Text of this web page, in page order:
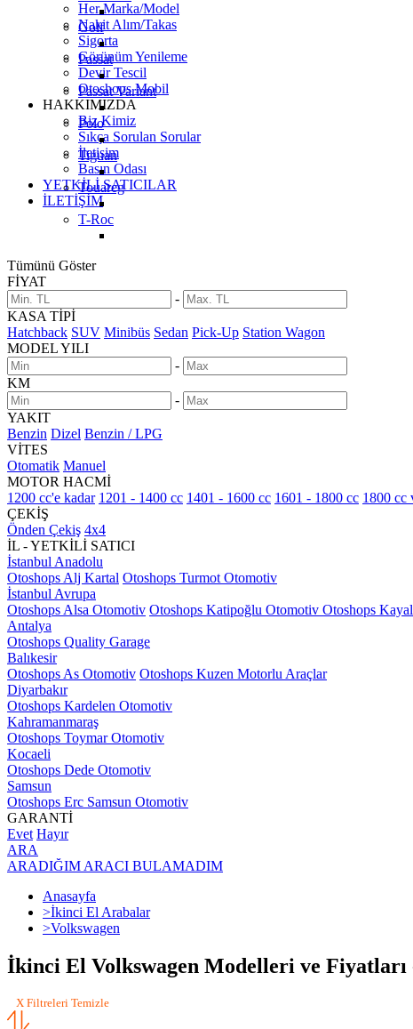
Her Marka/Model
Nakit Alım/Takas
Sigorta
Görünüm Yenileme
Devir Tescil
Otoshops Mobil
HAKKIMIZDA
Biz Kimiz
Sıkça Sorulan Sorular
İletişim
Basın Odası
YETKİLİ SATICILAR
İLETİŞİM
Golf
Passat
Passat Variant
Polo
Tiguan
Touareg
T-Roc
Tümünü Göster
FİYAT
-
KASA TİPİ
Hatchback SUV Minibüs Sedan Pick-Up Station Wagon
MODEL YILI
-
KM
-
YAKIT
Benzin Dizel Benzin / LPG
VİTES
Otomatik Manuel
MOTOR HACMİ
1200 cc'e kadar 1201 - 1400 cc 1401 - 1600 cc 1601 - 1800 cc 1800 cc
ÇEKİŞ
Önden Çekiş 4x4
İL - YETKİLİ SATICI
İstanbul Anadolu
Otoshops Alj Kartal Otoshops Turmot Otomotiv
İstanbul Avrupa
Otoshops Alsa Otomotiv Otoshops Katipoğlu Otomotiv Otoshops
Antalya
Otoshops Quality Garage
Balıkesir
Otoshops As Otomotiv Otoshops Kuzen Motorlu Araçlar
Diyarbakır
Otoshops Kardelen Otomotiv
Kahramanmaraş
Otoshops Toymar Otomotiv
Kocaeli
Otoshops Dede Otomotiv
Samsun
Otoshops Erc Samsun Otomotiv
GARANTİ
Evet Hayır
ARA
ARADIĞIM ARACI BULAMADIM
Anasayfa
>İkinci El Arabalar
>Volkswagen
İkinci El Volkswagen Modelleri ve Fiyatları
X Filtreleri Temizle